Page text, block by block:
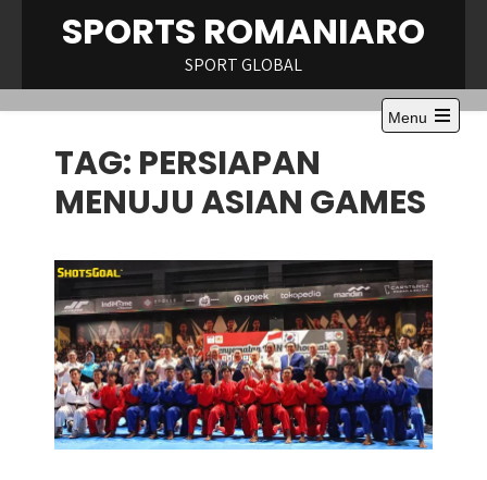
SPORTS ROMANIARO
SPORT GLOBAL
Menu
Open
TAG: PERSIAPAN
MENUJU ASIAN GAMES